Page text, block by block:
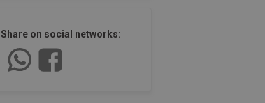
Share on social networks: